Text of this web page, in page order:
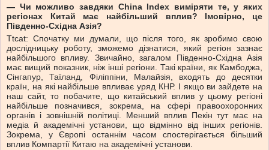
— Чи можливо завдяки China Index виміряти те, у яких
регіонах Китай має найбільший вплив? Імовірно, це
Південно-Східна Азія?
Ttcat: Спочатку ми думали, що після того, як зробимо свою
дослідницьку роботу, зможемо дізнатися, який регіон зазнає
найбільшого впливу. Звичайно, загалом Південно-Східна Азія
має вищий показник, ніж інші регіони. Такі країни, як Камбоджа,
Сінгапур, Таїланд, Філіппіни, Малайзія, входять до десятки
країн, на які найбільше впливає уряд КНР. І якщо ви зайдете на
наш сайт, то побачите, що китайський вплив у цьому регіоні
найбільше позначився, зокрема, на сфері правоохоронних
органів і зовнішній політиці. Менший вплив Пекін тут має на
медіа й академічні установи, що відмінно від інших регіонів.
Зокрема, у Європі останнім часом спостерігається більший
вплив Компартії Китаю на академічні установи.